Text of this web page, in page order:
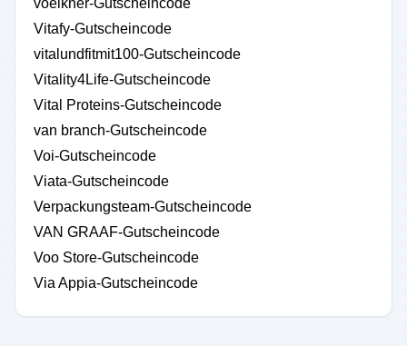
voelkner-Gutscheincode
Vitafy-Gutscheincode
vitalundfitmit100-Gutscheincode
Vitality4Life-Gutscheincode
Vital Proteins-Gutscheincode
van branch-Gutscheincode
Voi-Gutscheincode
Viata-Gutscheincode
Verpackungsteam-Gutscheincode
VAN GRAAF-Gutscheincode
Voo Store-Gutscheincode
Via Appia-Gutscheincode